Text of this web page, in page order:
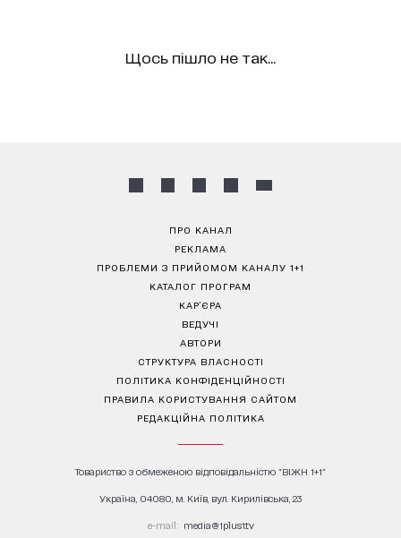
Щось пішло не так...
ПРО КАНАЛ
РЕКЛАМА
ПРОБЛЕМИ З ПРИЙОМОМ КАНАЛУ 1+1
КАТАЛОГ ПРОГРАМ
КАР’ЄРА
ВЕДУЧІ
АВТОРИ
СТРУКТУРА ВЛАСНОСТІ
ПОЛІТИКА КОНФІДЕНЦІЙНОСТІ
ПРАВИЛА КОРИСТУВАННЯ САЙТОМ
РЕДАКЦІЙНА ПОЛІТИКА
Товариство з обмеженою відповідальністю "ВІЖН 1+1"
Україна, 04080, м. Київ, вул. Кирилівська, 23
е-mail: media@1plus1.tv